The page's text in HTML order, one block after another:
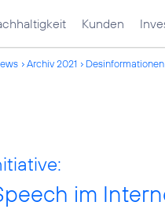
Kunden
Archiv 2021
im